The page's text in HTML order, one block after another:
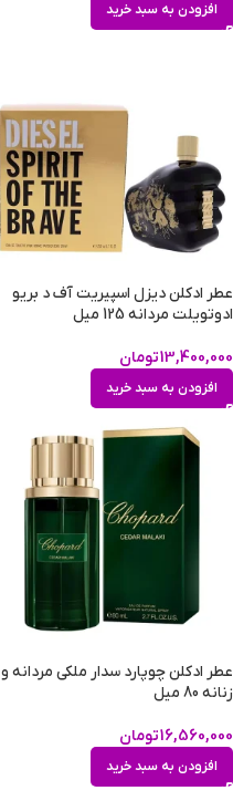
افزودن به سبد خرید
عطر ادکلن دیزل اسپیریت آف د بریو
ادوتویلت مردانه 125 میل
13,400,000تومان
افزودن به سبد خرید
عطر ادکلن چوپارد سدار ملکی مردانه و
زنانه 80 میل
16,560,000تومان
افزودن به سبد خرید